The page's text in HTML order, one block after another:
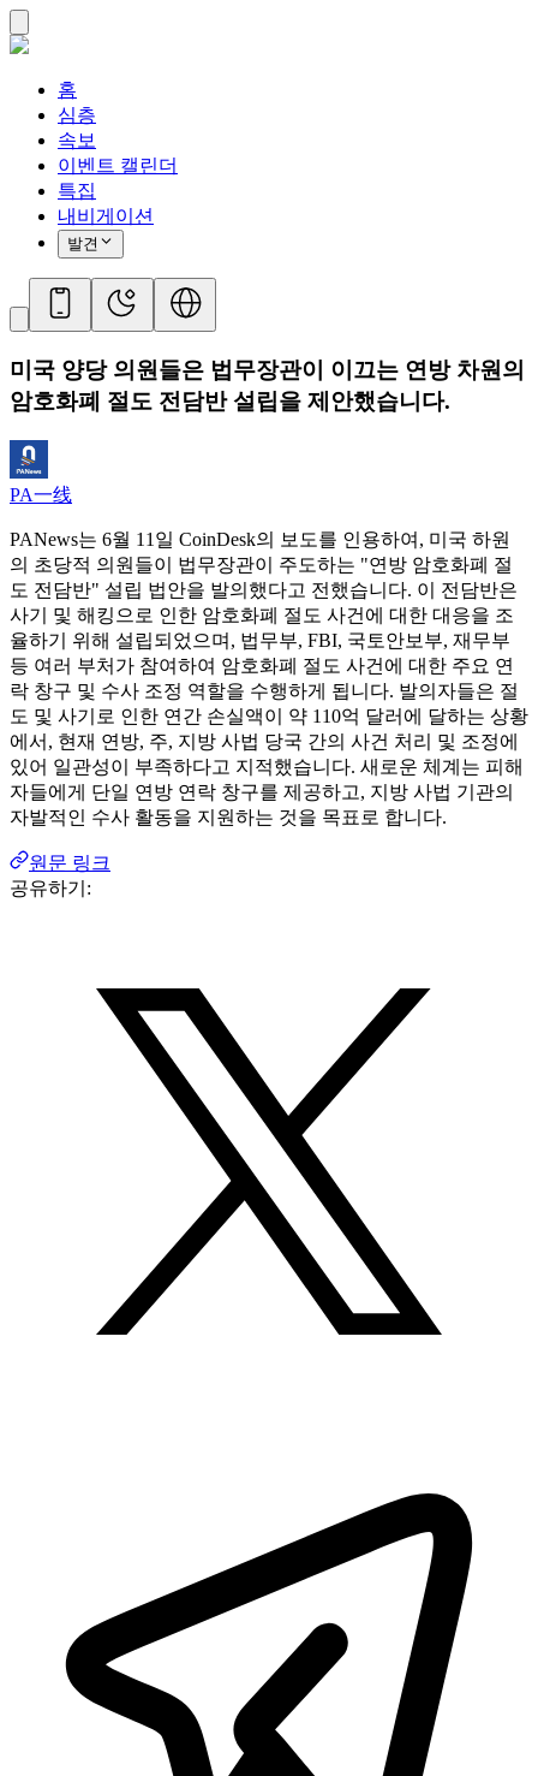
홈
심층
속보
이벤트 캘린더
특집
내비게이션
발견
미국 양당 의원들은 법무장관이 이끄는 연방 차원의
암호화폐 절도 전담반 설립을 제안했습니다.
PA一线
PANews는 6월 11일 CoinDesk의 보도를 인용하여, 미국 하원
의 초당적 의원들이 법무장관이 주도하는 "연방 암호화폐 절
도 전담반" 설립 법안을 발의했다고 전했습니다. 이 전담반은
사기 및 해킹으로 인한 암호화폐 절도 사건에 대한 대응을 조
율하기 위해 설립되었으며, 법무부, FBI, 국토안보부, 재무부
등 여러 부처가 참여하여 암호화폐 절도 사건에 대한 주요 연
락 창구 및 수사 조정 역할을 수행하게 됩니다. 발의자들은 절
도 및 사기로 인한 연간 손실액이 약 110억 달러에 달하는 상황
에서, 현재 연방, 주, 지방 사법 당국 간의 사건 처리 및 조정에
있어 일관성이 부족하다고 지적했습니다. 새로운 체계는 피해
자들에게 단일 연방 연락 창구를 제공하고, 지방 사법 기관의
자발적인 수사 활동을 지원하는 것을 목표로 합니다.
원문 링크
공유하기: